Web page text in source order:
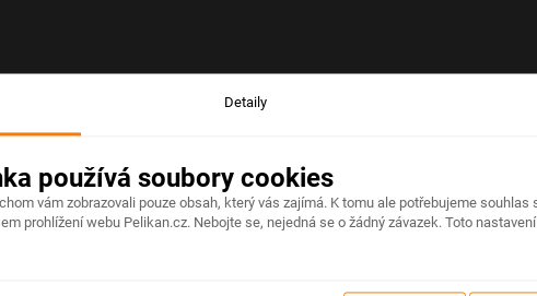
Na stránce došlo k neočekávané chybě
Detaily
používá soubory cookies
vám zobrazovali pouze obsah, který vás zajímá. K tomu ale potřebujeme
prohlížení webu Pelikan.cz. Nebojte se, nejedná se o žádný závazek. Toto